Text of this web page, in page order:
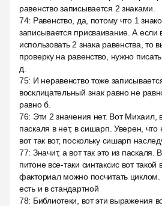
равенство записывается 2 знаками.
74: Равенство, да, потому что 1
записывается присваивание. А если
использовать 2 знака равенства, то
проверку на равенство, нужно
д.
75: И неравенство тоже
восклицательный знак равно не
равно б.
76: Эти 2 значения нет. Вот Михаил,
паскаля в нет, в сишарп. Уверен, что
вот так вот, поскольку сишарп
77: Значит, а вот так это из паскаля.
питоне все-таки синтаксис вот такой
факториал можно посчитать циклом.
есть и в стандартной
78: Библиотеки, вот эти выражения